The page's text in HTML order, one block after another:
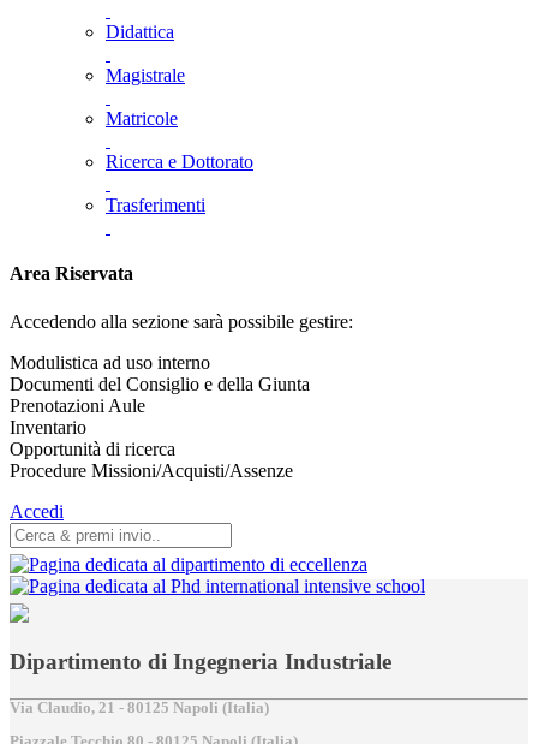
Didattica
Magistrale
Matricole
Ricerca e Dottorato
Trasferimenti
Area Riservata
Accedendo alla sezione sarà possibile gestire:
Modulistica ad uso interno
Documenti del Consiglio e della Giunta
Prenotazioni Aule
Inventario
Opportunità di ricerca
Procedure Missioni/Acquisti/Assenze
Accedi
Dipartimento di Ingegneria Industriale
Via Claudio, 21 - 80125 Napoli (Italia)